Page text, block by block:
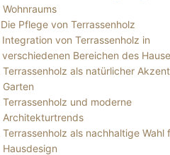
Wohnraums
Die Pflege von Terrassenholz
Integration von Terrassenholz in
verschiedenen Bereichen des
Terrassenholz als natürlicher
Garten
Terrassenholz und moderne
Architekturtrends
Terrassenholz als nachhaltige Wahl
Hausdesign